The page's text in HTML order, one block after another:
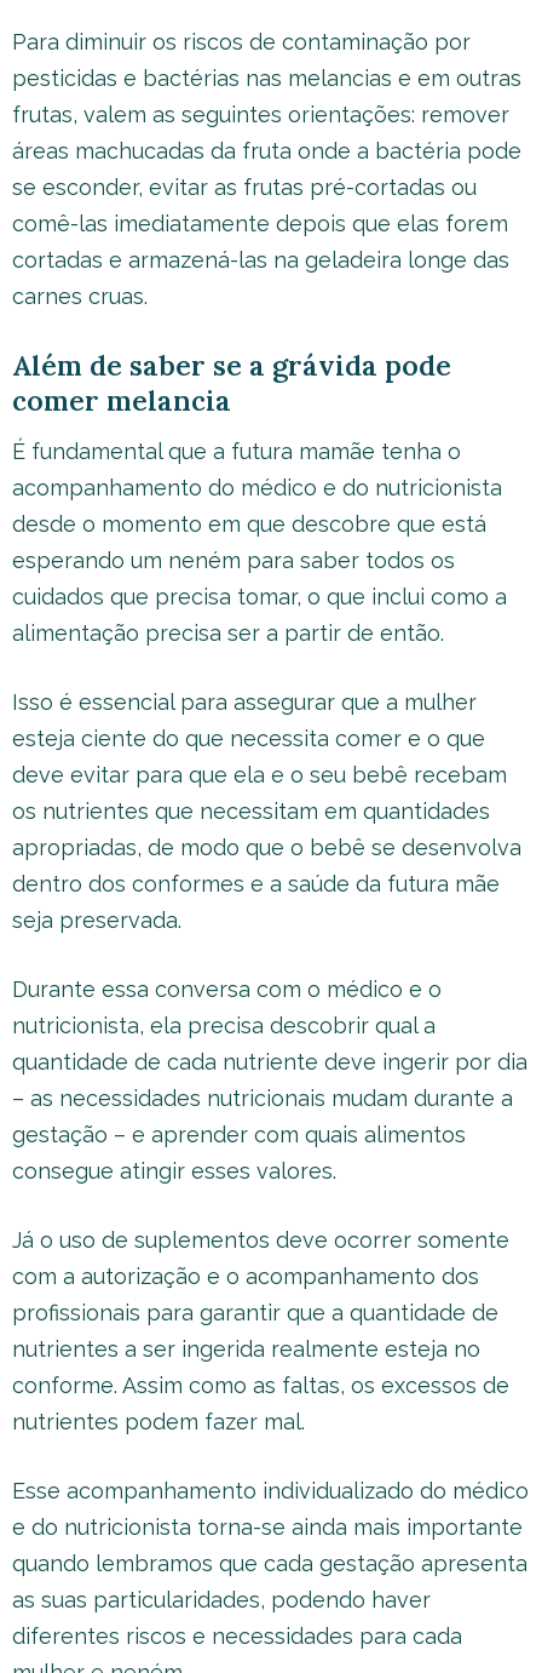
Para diminuir os riscos de contaminação por
pesticidas e bactérias nas melancias e em outras
frutas, valem as seguintes orientações: remover
áreas machucadas da fruta onde a bactéria pode
se esconder, evitar as frutas pré-cortadas ou
comê-las imediatamente depois que elas forem
cortadas e armazená-las na geladeira longe das
carnes cruas.
Além de saber se a grávida pode
comer melancia
É fundamental que a futura mamãe tenha o
acompanhamento do médico e do nutricionista
desde o momento em que descobre que está
esperando um neném para saber todos os
cuidados que precisa tomar, o que inclui como a
alimentação precisa ser a partir de então.
Isso é essencial para assegurar que a mulher
esteja ciente do que necessita comer e o que
deve evitar para que ela e o seu bebê recebam
os nutrientes que necessitam em quantidades
apropriadas, de modo que o bebê se desenvolva
dentro dos conformes e a saúde da futura mãe
seja preservada.
Durante essa conversa com o médico e o
nutricionista, ela precisa descobrir qual a
quantidade de cada nutriente deve ingerir por dia
– as necessidades nutricionais mudam durante a
gestação – e aprender com quais alimentos
consegue atingir esses valores.
Já o uso de suplementos deve ocorrer somente
com a autorização e o acompanhamento dos
profissionais para garantir que a quantidade de
nutrientes a ser ingerida realmente esteja no
conforme. Assim como as faltas, os excessos de
nutrientes podem fazer mal.
Esse acompanhamento individualizado do médico
e do nutricionista torna-se ainda mais importante
quando lembramos que cada gestação apresenta
as suas particularidades, podendo haver
diferentes riscos e necessidades para cada